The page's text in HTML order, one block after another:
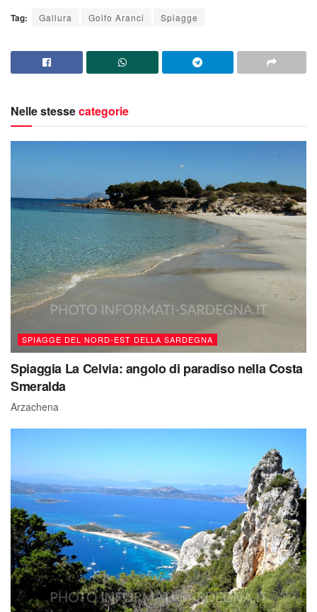
Tag: Gallura Golfo Aranci Spiagge
Nelle stessecategorie
SPIAGGE DEL NORD-EST DELLA SARDEGNA
Spiaggia La Celvia: angolo di paradiso nella Costa
Smeralda
Arzachena